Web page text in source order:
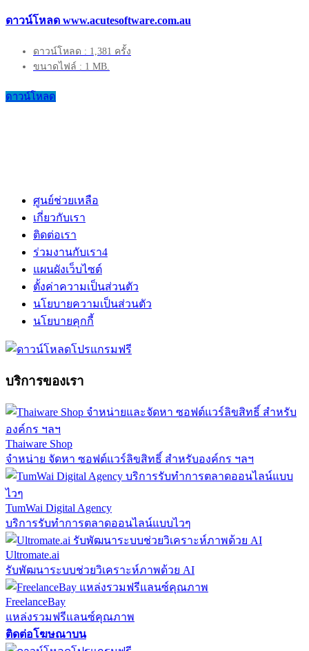
ดาวน์โหลด www.acutesoftware.com.au
ดาวน์โหลด : 1,381 ครั้ง
ขนาดไฟล์ : 1 MB.
ดาวน์โหลด
ศูนย์ช่วยเหลือ
เกี่ยวกับเรา
ติดต่อเรา
ร่วมงานกับเรา4
แผนผังเว็บไซต์
ตั้งค่าความเป็นส่วนตัว
นโยบายความเป็นส่วนตัว
นโยบายคุกกี้
บริการของเรา
Thaiware Shop
จำหน่าย จัดหา ซอฟต์แวร์ลิขสิทธิ์ สำหรับองค์กร ฯลฯ
TumWai Digital Agency
บริการรับทำการตลาดออนไลน์แบบไวๆ
Ultromate.ai
รับพัฒนาระบบช่วยวิเคราะห์ภาพด้วย AI
FreelanceBay
แหล่งรวมฟรีแลนซ์คุณภาพ
ติดต่อโฆษณาบน